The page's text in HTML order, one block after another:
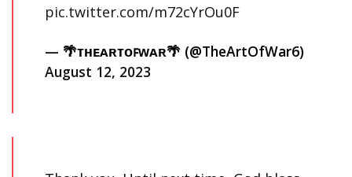
pic.twitter.com/m72cYrOu0F
— 🌴ᴛʜᴇᴀʀᴛᴏꜰᴡᴀʀ🌴 (@TheArtOfWar6)
August 12, 2023